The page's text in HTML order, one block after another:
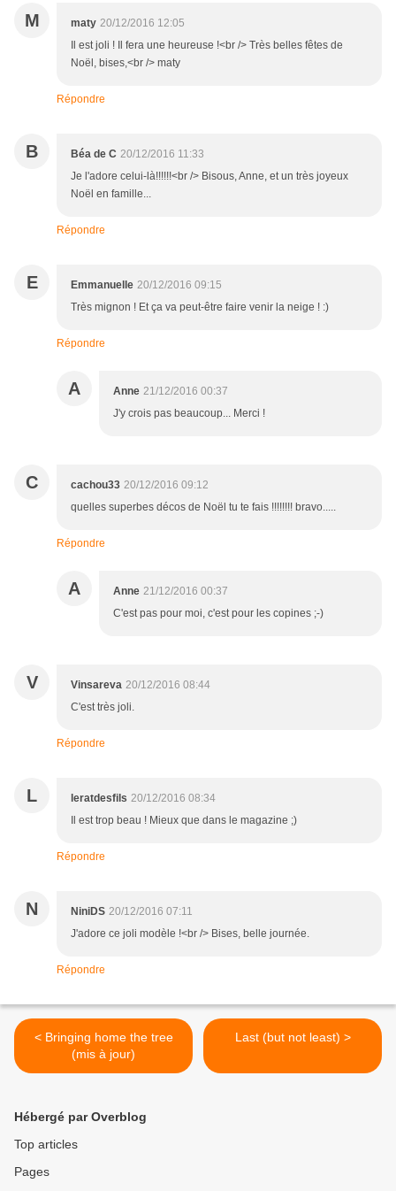
M maty 20/12/2016 12:05
Il est joli ! Il fera une heureuse !<br /> Très belles fêtes de
Noël, bises,<br /> maty
Répondre
B Béa de C 20/12/2016 11:33
Je l'adore celui-là!!!!!!<br /> Bisous, Anne, et un très joyeux
Noël en famille...
Répondre
E Emmanuelle 20/12/2016 09:15
Très mignon ! Et ça va peut-être faire venir la neige ! :)
Répondre
A Anne 21/12/2016 00:37
J'y crois pas beaucoup... Merci !
C cachou33 20/12/2016 09:12
quelles superbes décos de Noël tu te fais !!!!!!!! bravo.....
Répondre
A Anne 21/12/2016 00:37
C'est pas pour moi, c'est pour les copines ;-)
V Vinsareva 20/12/2016 08:44
C'est très joli.
Répondre
L leratdesfils 20/12/2016 08:34
Il est trop beau ! Mieux que dans le magazine ;)
Répondre
N NiniDS 20/12/2016 07:11
J'adore ce joli modèle !<br /> Bises, belle journée.
Répondre
< Bringing home the tree
(mis à jour)
Last (but not least) >
Hébergé par Overblog
Top articles
Pages